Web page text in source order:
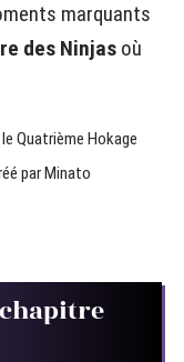
marquants
des Ninjas où
Quatrième Hokage
par Minato